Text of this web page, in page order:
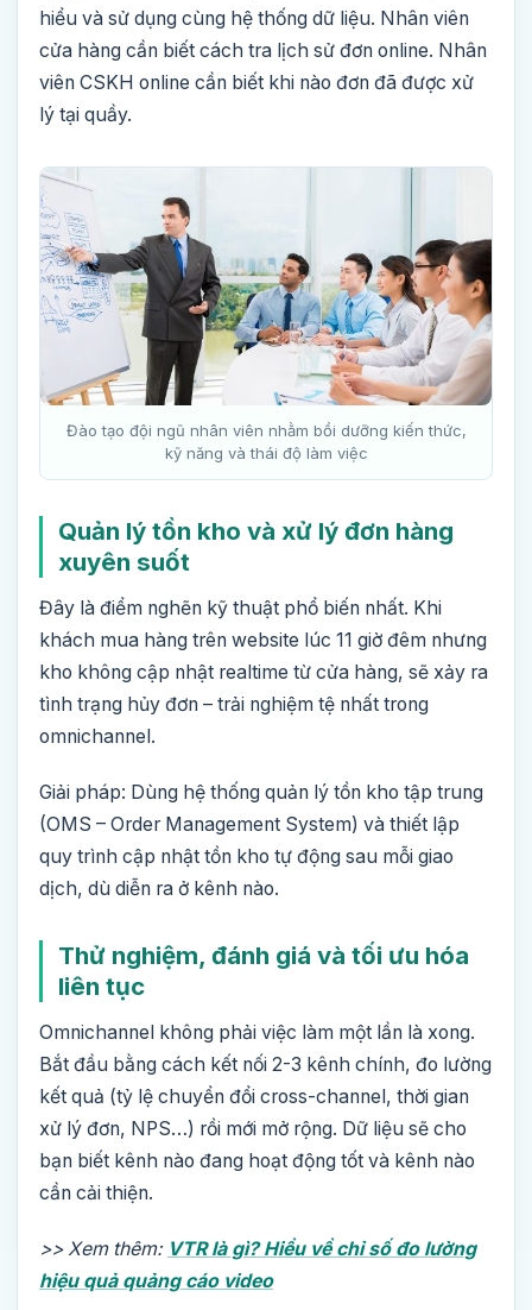
hiểu và sử dụng cùng hệ thống dữ liệu. Nhân viên
cửa hàng cần biết cách tra lịch sử đơn online. Nhân
viên CSKH online cần biết khi nào đơn đã được xử
lý tại quầy.
Đào tạo đội ngũ nhân viên nhằm bồi dưỡng kiến thức,
kỹ năng và thái độ làm việc
Quản lý tồn kho và xử lý đơn hàng
xuyên suốt
Đây là điểm nghẽn kỹ thuật phổ biến nhất. Khi
khách mua hàng trên website lúc 11 giờ đêm nhưng
kho không cập nhật realtime từ cửa hàng, sẽ xảy ra
tình trạng hủy đơn – trải nghiệm tệ nhất trong
omnichannel.
Giải pháp: Dùng hệ thống quản lý tồn kho tập trung
(OMS – Order Management System) và thiết lập
quy trình cập nhật tồn kho tự động sau mỗi giao
dịch, dù diễn ra ở kênh nào.
Thử nghiệm, đánh giá và tối ưu hóa
liên tục
Omnichannel không phải việc làm một lần là xong.
Bắt đầu bằng cách kết nối 2-3 kênh chính, đo lường
kết quả (tỷ lệ chuyển đổi cross-channel, thời gian
xử lý đơn, NPS…) rồi mới mở rộng. Dữ liệu sẽ cho
bạn biết kênh nào đang hoạt động tốt và kênh nào
cần cải thiện.
>> Xem thêm: VTR là gì? Hiểu về chỉ số đo lường
hiệu quả quảng cáo video